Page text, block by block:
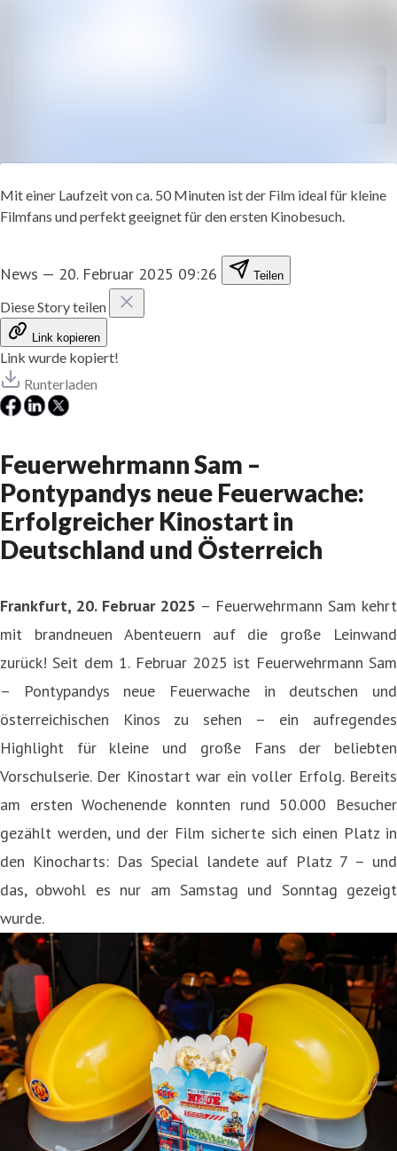
Mit einer Laufzeit von ca. 50 Minuten ist der Film ideal für kleine
Filmfans und perfekt geeignet für den ersten Kinobesuch.
News — 20. Februar 2025 09:26 Teilen
Diese Story teilen
Link kopieren
Link wurde kopiert!
Runterladen
Feuerwehrmann Sam –
Pontypandys neue Feuerwache:
Erfolgreicher Kinostart in
Deutschland und Österreich
Frankfurt, 20. Februar 2025 – Feuerwehrmann Sam kehrt
mit brandneuen Abenteuern auf die große Leinwand
zurück! Seit dem 1. Februar 2025 ist Feuerwehrmann Sam
– Pontypandys neue Feuerwache in deutschen und
österreichischen Kinos zu sehen – ein aufregendes
Highlight für kleine und große Fans der beliebten
Vorschulserie. Der Kinostart war ein voller Erfolg. Bereits
am ersten Wochenende konnten rund 50.000 Besucher
gezählt werden, und der Film sicherte sich einen Platz in
den Kinocharts: Das Special landete auf Platz 7 – und
das, obwohl es nur am Samstag und Sonntag gezeigt
wurde.